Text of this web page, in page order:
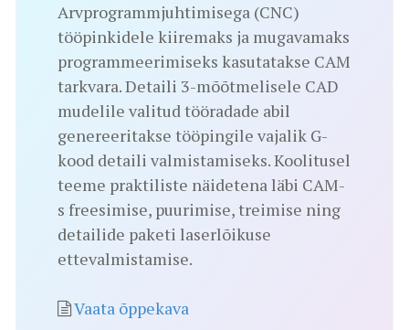
Arvprogrammjuhtimisega (CNC)
tööpinkidele kiiremaks ja mugavamaks
programmeerimiseks kasutatakse CAM
tarkvara. Detaili 3-mõõtmelisele CAD
mudelile valitud tööradade abil
genereeritakse tööpingile vajalik G-
kood detaili valmistamiseks. Koolitusel
teeme praktiliste näidetena läbi CAM-
s freesimise, puurimise, treimise ning
detailide paketi laserlõikuse
ettevalmistamise.
Vaata õppekava